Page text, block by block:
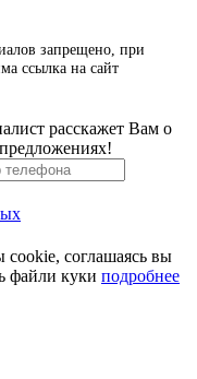
запрещено, при
ссылка на сайт
расскажет Вам о
cookie, соглашаясь вы
файли куки подробнее